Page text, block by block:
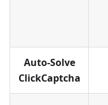
Auto-Solve
ClickCaptcha